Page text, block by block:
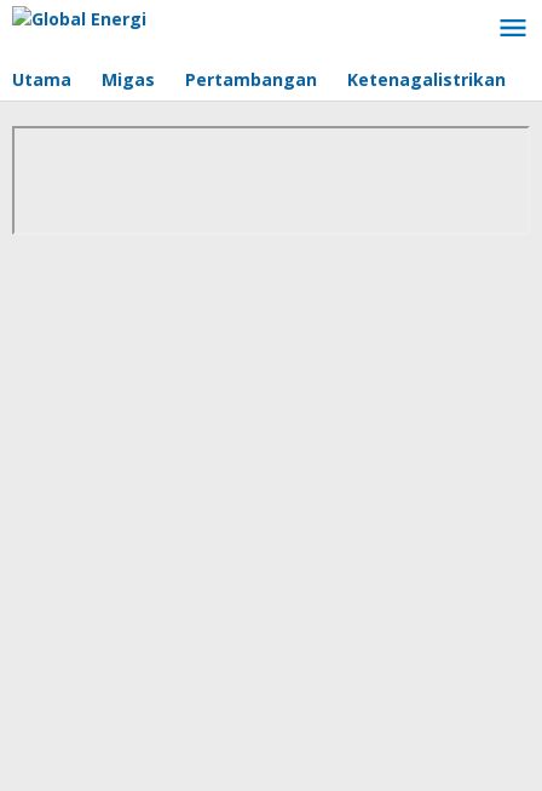
Lewati
Utama Migas Pertambangan Ketenagalistrikan